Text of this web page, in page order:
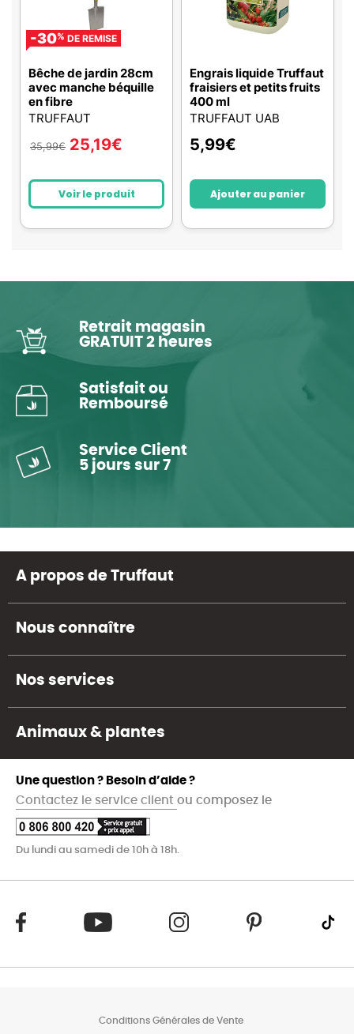
-30% DE REMISE
Bêche de jardin 28cm
avec manche béquille
en fibre
TRUFFAUT
35,99€ 25,19€
Voir le produit
Engrais liquide Truffaut
fraisiers et petits fruits
400 ml
TRUFFAUT UAB
5,99€
Ajouter au panier
Retrait magasin
GRATUIT 2 heures
Satisfait ou
Remboursé
Service Client
5 jours sur 7
A propos de Truffaut
Nous connaître
Nos services
Animaux & plantes
Une question ? Besoin d’aide ?
Contactez le service client ou composez le
Du lundi au samedi de 10h à 18h.
Conditions Générales de Vente